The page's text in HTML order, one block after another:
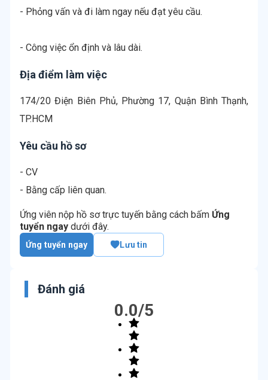
- Phỏng vấn và đi làm ngay nếu đạt yêu cầu.
- Công việc ổn định và lâu dài.
Địa điểm làm việc
174/20 Điện Biên Phủ, Phường 17, Quận Bình Thạnh,
TP.HCM
Yêu cầu hồ sơ
- CV
- Bằng cấp liên quan.
Ứng viên nộp hồ sơ trực tuyến bằng cách bấm Ứng
tuyển ngay dưới đây.
Ứng tuyển ngay Lưu tin
Đánh giá
0.0/5